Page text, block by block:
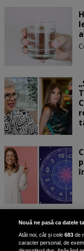
Nouă ne pasă ca datele
Atât noi, cât și cele683 de
caracter personal, de